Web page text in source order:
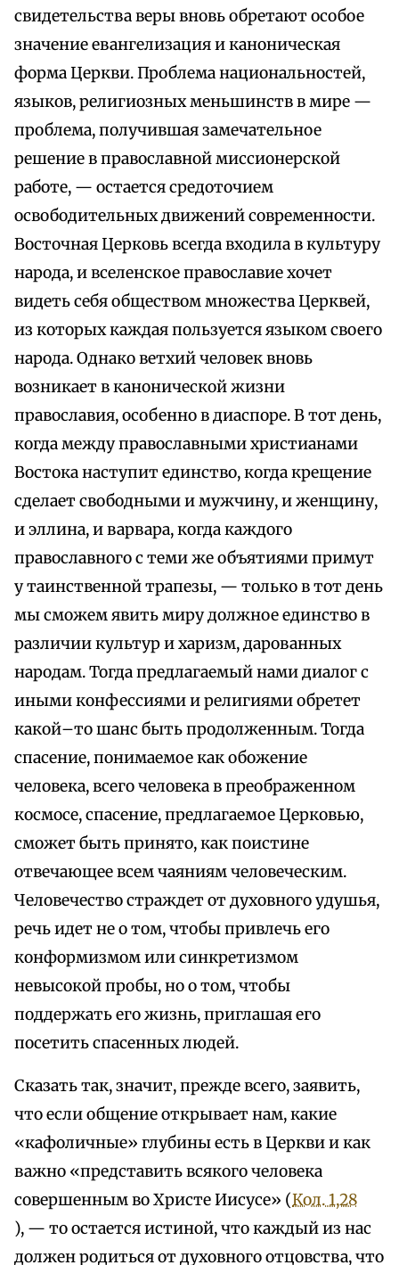
свидетельства веры вновь обретают особое
значение евангелизация и каноническая
форма Церкви. Проблема национальностей,
языков, религиозных меньшинств в мире —
проблема, получившая замечательное
решение в православной миссионерской
работе, — остается средоточием
освободительных движений современности.
Восточная Церковь всегда входила в культуру
народа, и вселенское православие хочет
видеть себя обществом множества Церквей,
из которых каждая пользуется языком своего
народа. Однако ветхий человек вновь
возникает в канонической жизни
православия, особенно в диаспоре. В тот день,
когда между православными христианами
Востока наступит единство, когда крещение
сделает свободными и мужчину, и женщину,
и эллина, и варвара, когда каждого
православного с теми же объятиями примут
у таинственной трапезы, — только в тот день
мы сможем явить миру должное единство в
различии культур и харизм, дарованных
народам. Тогда предлагаемый нами диалог с
иными конфессиями и религиями обретет
какой–то шанс быть продолженным. Тогда
спасение, понимаемое как обожение
человека, всего человека в преображенном
космосе, спасение, предлагаемое Церковью,
сможет быть принято, как поистине
отвечающее всем чаяниям человеческим.
Человечество страждет от духовного удушья,
речь идет не о том, чтобы привлечь его
конформизмом или синкретизмом
невысокой пробы, но о том, чтобы
поддержать его жизнь, приглашая его
посетить спасенных людей.
Сказать так, значит, прежде всего, заявить,
что если общение открывает нам, какие
«кафоличные» глубины есть в Церкви и как
важно «представить всякого человека
совершенным во Христе Иисусе» (Кол. 1,28
), — то остается истиной, что каждый из нас
должен родиться от духовного отцовства, что